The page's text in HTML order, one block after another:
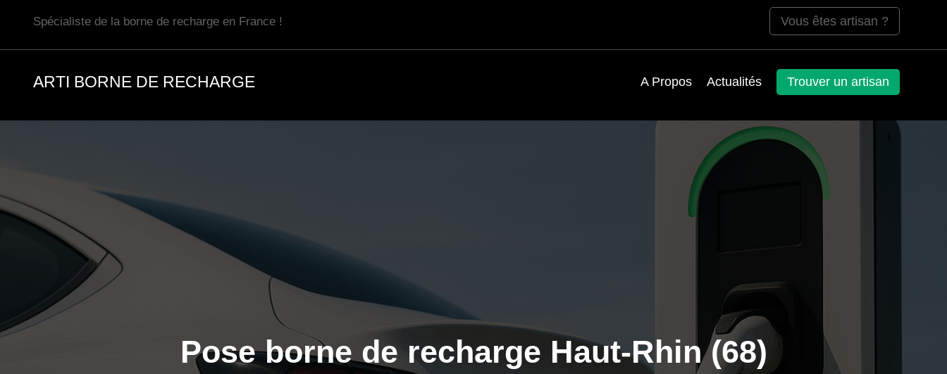
Spécialiste de la borne de recharge en France ! Vous êtes artisan ?
ARTI BORNE DE RECHARGE A Propos Actualités Trouver un artisan
Pose borne de recharge Haut-Rhin (68)